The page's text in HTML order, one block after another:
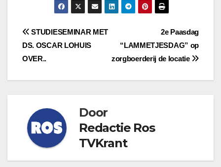
Bericht
navigatie
2e Paasdag
“LAMMETJESDAG” op
zorgboerderij de locatie
STUDIESEMINAR MET
DS. OSCAR LOHUIS
OVER..
Door
Redactie Ros
TVKrant